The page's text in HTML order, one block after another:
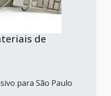
de
para São Paulo